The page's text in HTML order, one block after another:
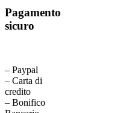
Pagamento
sicuro
– Paypal
– Carta di
credito
– Bonifico